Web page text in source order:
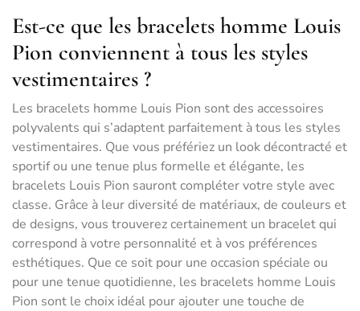
Est-ce que les bracelets homme Louis
Pion conviennent à tous les styles
vestimentaires ?
Les bracelets homme Louis Pion sont des accessoires
polyvalents qui s’adaptent parfaitement à tous les styles
vestimentaires. Que vous préfériez un look décontracté et
sportif ou une tenue plus formelle et élégante, les
bracelets Louis Pion sauront compléter votre style avec
classe. Grâce à leur diversité de matériaux, de couleurs et
de designs, vous trouverez certainement un bracelet qui
correspond à votre personnalité et à vos préférences
esthétiques. Que ce soit pour une occasion spéciale ou
pour une tenue quotidienne, les bracelets homme Louis
Pion sont le choix idéal pour ajouter une touche de